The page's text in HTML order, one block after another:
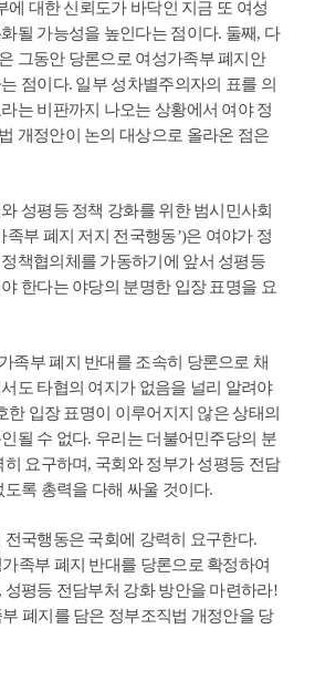
에 대한 신뢰도가 바닥인 지금 또 여성
될 가능성을 높인다는 점이다. 둘째, 다
그동안 당론으로 여성가족부 폐지안
점이다. 일부 성차별주의자의 표를 의
는 비판까지 나오는 상황에서 여야 정
개정안이 논의 대상으로 올라온 점은
성평등 정책 강화를 위한 범시민사회
족부 폐지 저지 전국행동’)은 여야가 정
책협의체를 가동하기에 앞서 성평등
한다는 야당의 분명한 입장 표명을 요
족부 폐지 반대를 조속히 당론으로 채
도 타협의 여지가 없음을 널리 알려야
한 입장 표명이 이루어지지 않은 상태의
될 수 없다. 우리는 더불어민주당의 분
요구하며, 국회와 정부가 성평등 전담
록 총력을 다해 싸울 것이다.
국행동은 국회에 강력히 요구한다.
족부 폐지 반대를 당론으로 확정하여
성평등 전담부처 강화 방안을 마련하라!
폐지를 담은 정부조직법 개정안을 당